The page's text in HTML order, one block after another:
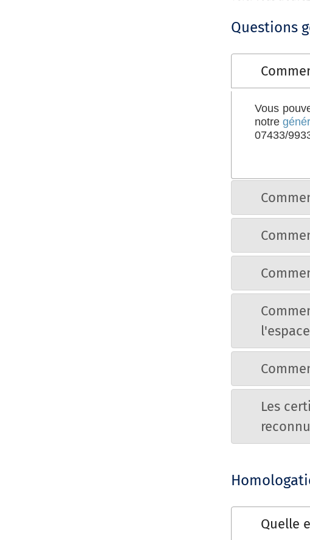
Questions
Vous
notre
07433/
Les
Quelle